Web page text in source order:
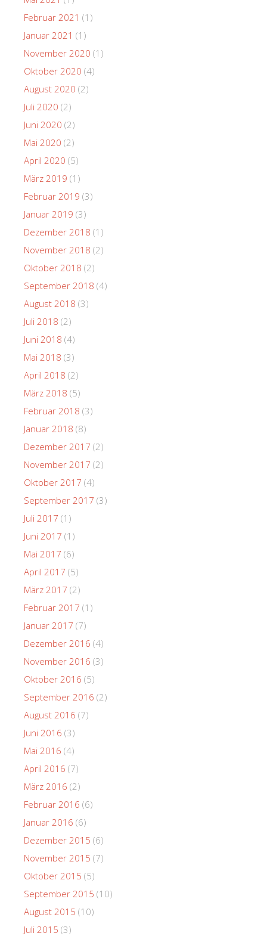
Februar 2021 (1)
Januar 2021 (1)
November 2020 (1)
Oktober 2020 (4)
August 2020 (2)
Juli 2020 (2)
Juni 2020 (2)
Mai 2020 (2)
April 2020 (5)
März 2019 (1)
Februar 2019 (3)
Januar 2019 (3)
Dezember 2018 (1)
November 2018 (2)
Oktober 2018 (2)
September 2018 (4)
August 2018 (3)
Juli 2018 (2)
Juni 2018 (4)
Mai 2018 (3)
April 2018 (2)
März 2018 (5)
Februar 2018 (3)
Januar 2018 (8)
Dezember 2017 (2)
November 2017 (2)
Oktober 2017 (4)
September 2017 (3)
Juli 2017 (1)
Juni 2017 (1)
Mai 2017 (6)
April 2017 (5)
März 2017 (2)
Februar 2017 (1)
Januar 2017 (7)
Dezember 2016 (4)
November 2016 (3)
Oktober 2016 (5)
September 2016 (2)
August 2016 (7)
Juni 2016 (3)
Mai 2016 (4)
April 2016 (7)
März 2016 (2)
Februar 2016 (6)
Januar 2016 (6)
Dezember 2015 (6)
November 2015 (7)
Oktober 2015 (5)
September 2015 (10)
August 2015 (10)
Juli 2015 (3)